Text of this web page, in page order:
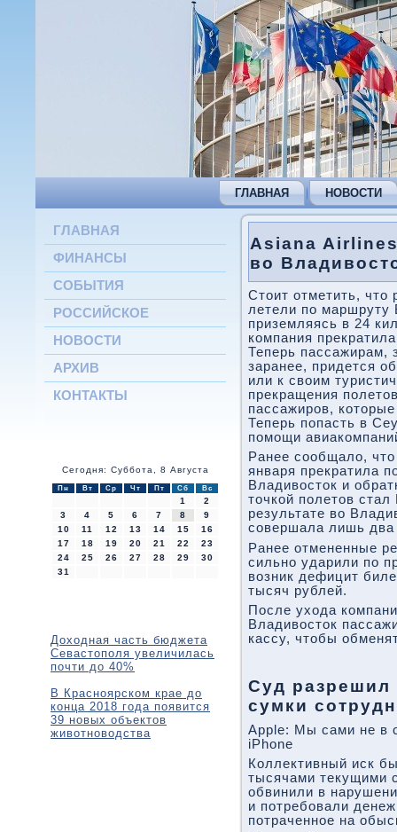
ГЛАВНАЯ НОВОСТИ
ГЛАВНАЯ
ФИНАНСЫ
СОБЫТИЯ
РОССИЙСКОЕ
НОВОСТИ
АРХИВ
КОНТАКТЫ
Сегодня: Суббота, 8 Августа
Пн Вт Ср Чт Пт Сб Вс
1
2
3
4 5 6 7 8
9
10
11 12 13 14 15
16
17
18 19 20 21 22
23
24
25 26 27 28 29
30
31
Доходная часть бюджета
Севастополя увеличилась
почти до 40%
В Красноярском крае до
конца 2018 года появится
39 новых объектов
животноводства
Asiana
во
Стоит отметить, что
летели по маршруту
приземляясь в 24
компания
Теперь пассажирам,
заранее, придется
или к своим
прекращения
пассажиров,
Теперь попасть в
помощи
Ранее сообщало,
января прекратила
Владивосток и
точкой полетов
результате во
совершала лишь
Ранее отмененные
сильно ударили по
возник дефицит
тысяч рублей.
После ухода
Владивосток
кассу, чтобы
Суд разрешил
сумки
Apple: Мы сами не в
iPhone
Коллективный иск
тысячами текущими
обвинили в
и потребовали
потраченное на